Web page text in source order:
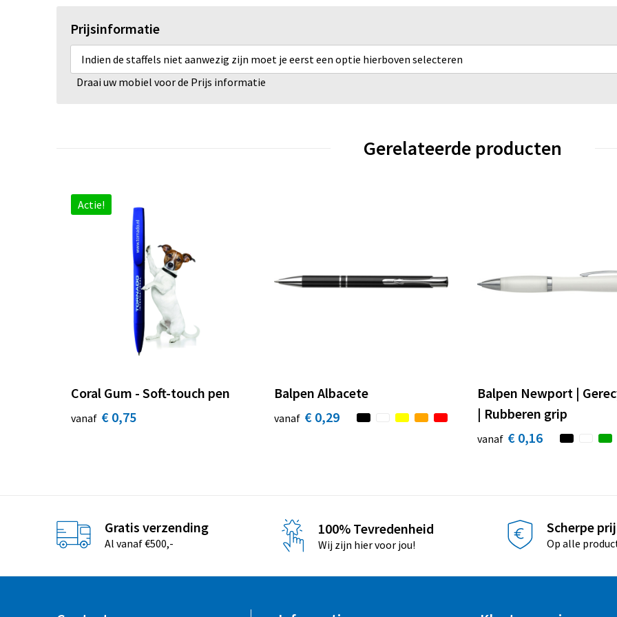
Prijsinformatie
Indien de staffels niet aanwezig zijn moet je eerst een optie hierboven selecteren
Draai uw mobiel voor de Prijs informatie
Gerelateerde producten
Actie!
Coral Gum - Soft-touch pen
vanaf € 0,75
Balpen Albacete
vanaf € 0,29
Balpen Newport |
| Rubberen grip
vanaf € 0,16
Gratis verzending
Al vanaf €500,-
100% Tevredenheid
Wij zijn hier voor jou!
Scherpe
Op alle